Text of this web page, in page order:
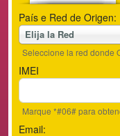
País e Red de Origen:
Elija la Red
Seleccione la red donde
IMEI
Marque *#06# para
Email: